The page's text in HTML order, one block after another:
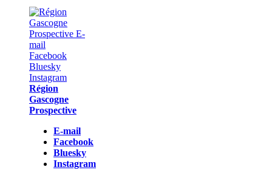
Région
Gascogne
Prospective
E-mail
Facebook
Bluesky
Instagram